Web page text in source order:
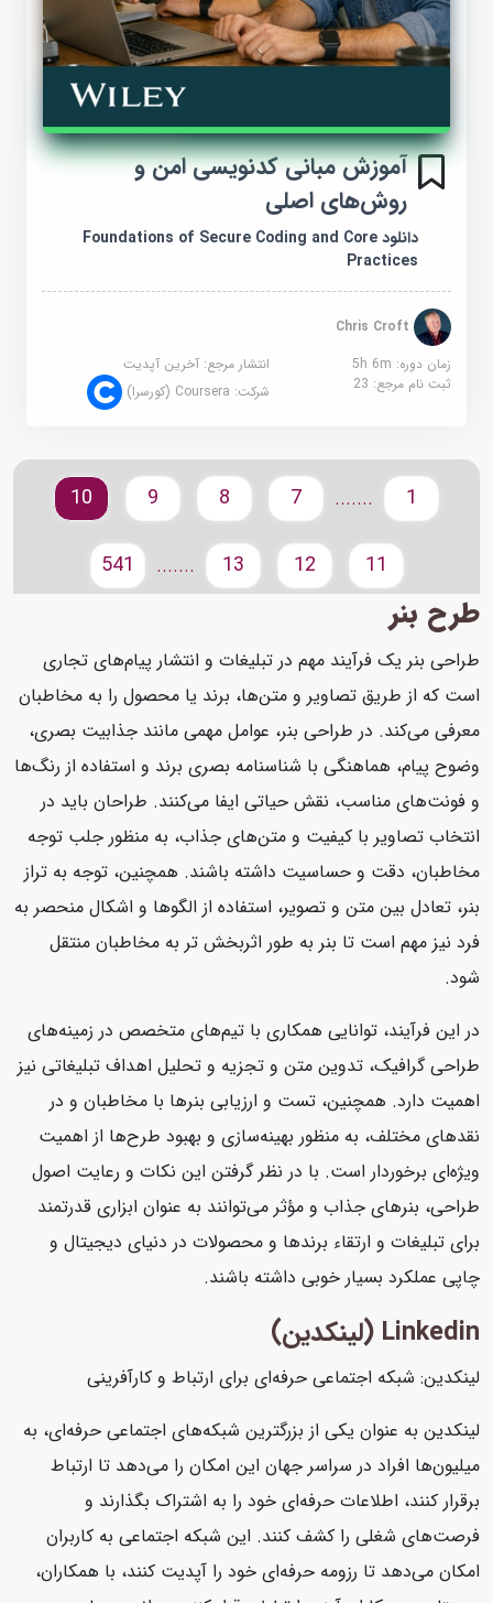
آموزش مبانی کدنویسی امن و
روش‌های اصلی
دانلود Foundations of Secure Coding and Core
Practices
Chris Croft
زمان دوره: 5h 6m
انتشار مرجع:آخرین آپدیت
ثبت نام مرجع:23 شرکت:Coursera (کورسرا)
.......
10
11
12
13
.......
541
طرح بنر
طراحی بنر یک فرآیند مهم در تبلیغات و انتشار پیام‌های تجاری
است که از طریق تصاویر و متن‌ها، برند یا محصول را به مخاطبان
معرفی می‌کند. در طراحی بنر، عوامل مهمی مانند جذابیت بصری،
وضوح پیام، هماهنگی با شناسنامه بصری برند و استفاده از رنگ‌ها
و فونت‌های مناسب، نقش حیاتی ایفا می‌کنند. طراحان باید در
انتخاب تصاویر با کیفیت و متن‌های جذاب، به منظور جلب توجه
مخاطبان، دقت و حساسیت داشته باشند. همچنین، توجه به تراز
بنر، تعادل بین متن و تصویر، استفاده از الگوها و اشکال منحصر به
فرد نیز مهم است تا بنر به طور اثربخش تر به مخاطبان منتقل
شود.
در این فرآیند، توانایی همکاری با تیم‌های متخصص در زمینه‌های
طراحی گرافیک، تدوین متن و تجزیه و تحلیل اهداف تبلیغاتی نیز
اهمیت دارد. همچنین، تست و ارزیابی بنرها با مخاطبان و در
نقدهای مختلف، به منظور بهینه‌سازی و بهبود طرح‌ها از اهمیت
ویژه‌ای برخوردار است. با در نظر گرفتن این نکات و رعایت اصول
طراحی، بنرهای جذاب و مؤثر می‌توانند به عنوان ابزاری قدرتمند
برای تبلیغات و ارتقاء برندها و محصولات در دنیای دیجیتال و
چاپی عملکرد بسیار خوبی داشته باشند.
Linkedin (لینکدین)
لینکدین: شبکه اجتماعی حرفه‌ای برای ارتباط و کارآفرینی
لینکدین به عنوان یکی از بزرگترین شبکه‌های اجتماعی حرفه‌ای، به
میلیون‌ها افراد در سراسر جهان این امکان را می‌دهد تا ارتباط
برقرار کنند، اطلاعات حرفه‌ای خود را به اشتراک بگذارند و
فرصت‌های شغلی را کشف کنند. این شبکه اجتماعی به کاربران
امکان می‌دهد تا رزومه حرفه‌ای خود را آپدیت کنند، با همکاران،